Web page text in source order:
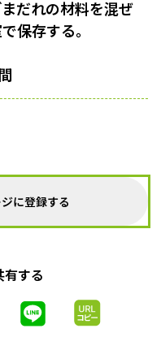
だれの材料を混ぜ
保存する。
に登録する
有する